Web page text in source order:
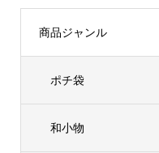
商品ジャンル
ポチ袋
和小物